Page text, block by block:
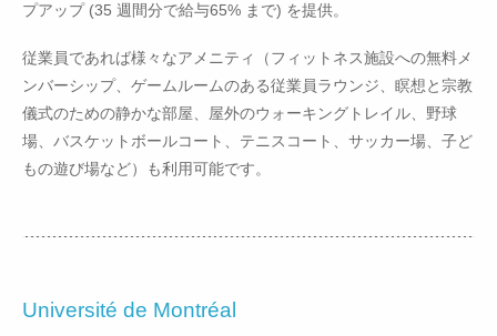
プアップ (35 週間分で給与65% まで) を提供。
従業員であれば様々なアメニティ（フィットネス施設への無料メ
ンバーシップ、ゲームルームのある従業員ラウンジ、瞑想と宗教
儀式のための静かな部屋、屋外のウォーキングトレイル、野球
場、バスケットボールコート、テニスコート、サッカー場、子ど
もの遊び場など）も利用可能です。
Université de Montréal